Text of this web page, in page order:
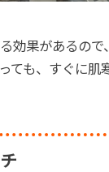
効果があるので
ても、すぐに肌